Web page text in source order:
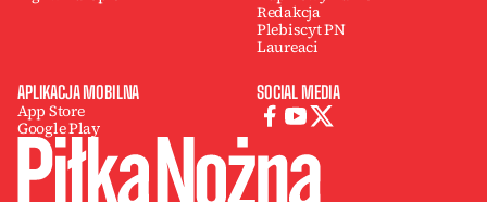
Redakcja
Plebiscyt PN
Laureaci
APLIKACJA MOBILNA
App Store
Google Play
SOCIAL MEDIA